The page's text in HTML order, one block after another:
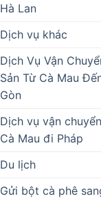
Hà Lan
Dịch vụ khác
Dịch Vụ Vận
Sản Từ Cà Mau
Gòn
Dịch vụ vận
Cà Mau đi Pháp
Du lịch
Gửi bột cà phê